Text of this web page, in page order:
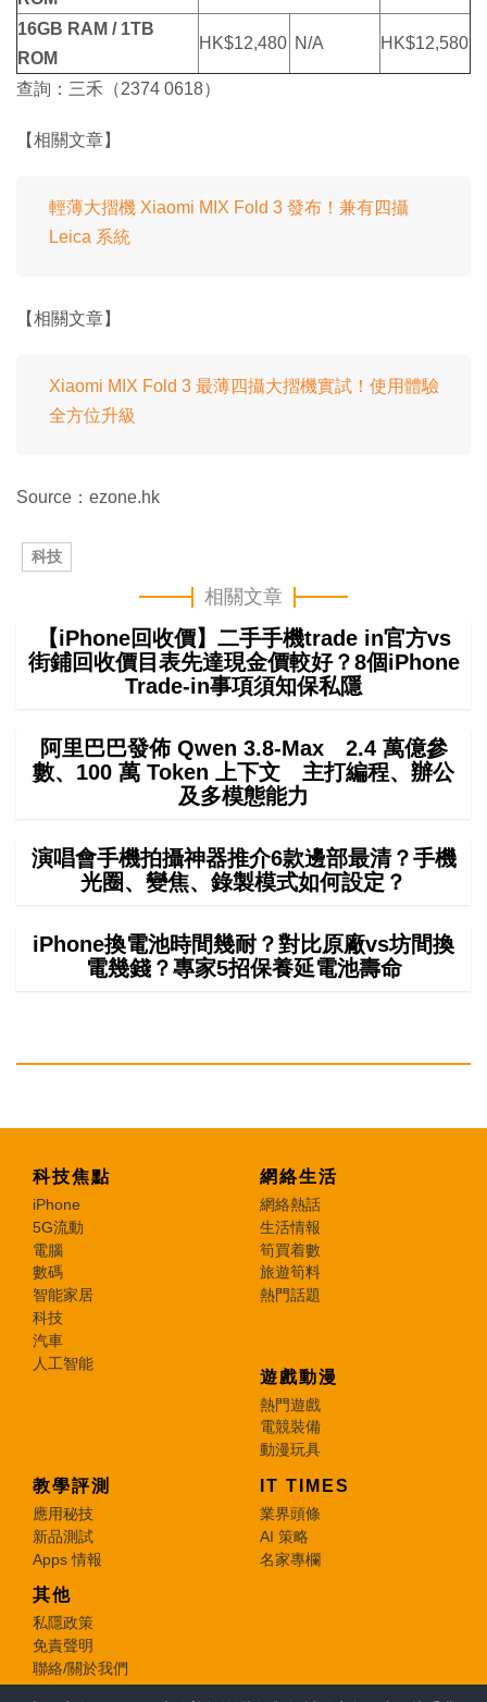
16GB RAM / 1TB
ROM
HK$12,480 N/A HK$12,580
查詢：三禾（2374 0618）
【相關文章】
輕薄大摺機 Xiaomi MIX Fold 3 發布！兼有四攝
Leica 系統
【相關文章】
Xiaomi MIX Fold 3 最薄四攝大摺機實試！使用體驗
全方位升級
Source：ezone.hk
科技
相關文章
【iPhone回收價】二手手機trade in官方vs
街鋪回收價目表先達現金價較好？8個iPhone
Trade-in事項須知保私隱
阿里巴巴發佈 Qwen 3.8-Max 2.4 萬億參
數、100 萬 Token 上下文 主打編程、辦公
及多模態能力
演唱會手機拍攝神器推介6款邊部最清？手機
光圈、變焦、錄製模式如何設定？
iPhone換電池時間幾耐？對比原廠vs坊間換
電幾錢？專家5招保養延電池壽命
科技焦點
iPhone
5G流動
電腦
數碼
智能家居
科技
汽車
人工智能
網絡生活
網絡熱話
生活情報
筍買着數
旅遊筍料
熱門話題
遊戲動漫
熱門遊戲
電競裝備
動漫玩具
教學評測
應用秘技
新品測試
Apps 情報
IT TIMES
業界頭條
AI 策略
名家專欄
其他
私隱政策
免責聲明
聯絡/關於我們